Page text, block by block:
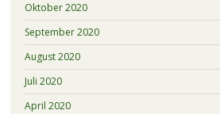
Oktober 2020
September 2020
August 2020
Juli 2020
April 2020